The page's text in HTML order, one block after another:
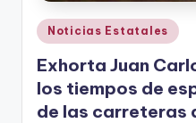
Publicado
en
Noticias Estatales
Exhorta Juan
los tiempos de
de las carreteras